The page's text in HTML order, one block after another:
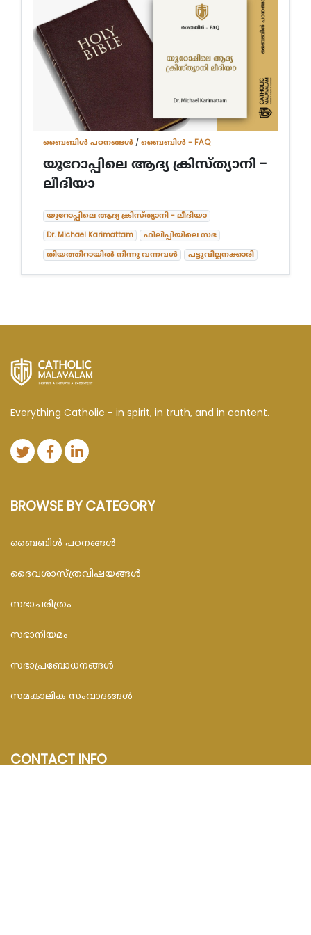
ബൈബിള്‍ പഠനങ്ങള്‍ /ബൈബിൾ - FAQ
യൂറോപ്പിലെ ആദ്യ ക്രിസ്ത്യാനി -
ലീദിയാ
യൂറോപ്പിലെ ആദ്യ ക്രിസ്ത്യാനി - ലീദിയാ
Dr. Michael Karimattam
ഫിലിപ്പിയിലെ സഭ
തിയത്തിറായിൽ നിന്നു വന്നവൾ
പട്ടുവില്പനക്കാരി
Everything Catholic - in spirit, in truth, and in content.
BROWSE BY CATEGORY
ബൈബിള്‍ പഠനങ്ങള്‍
ദൈവശാസ്ത്രവിഷയങ്ങള്‍
സഭാചരിത്രം
സഭാനിയമം
സഭാപ്രബോധനങ്ങള്‍
സമകാലിക സംവാദങ്ങൾ
CONTACT INFO